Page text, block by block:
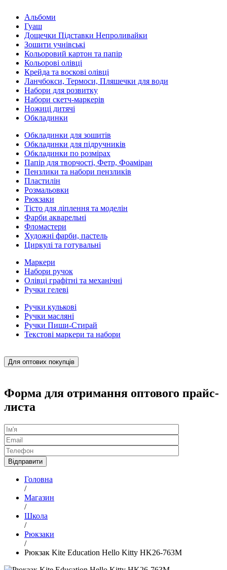
Альбоми
Гуаш
Дощечки Підставки Непроливайки
Зошити учнівські
Кольоровий картон та папір
Кольорові олівці
Крейда та воскові олівці
Ланчбокси, Термоси, Пляшечки для води
Набори для розвитку
Набори скетч-маркерів
Ножиці дитячі
Обкладинки
Обкладинки для зошитів
Обкладинки для підручників
Обкладинки по розмірах
Папір для творчості, Фетр, Фоаміран
Пензлики та набори пензликів
Пластилін
Розмальовки
Рюкзаки
Тісто для ліплення та моделін
Фарби акварельні
Фломастери
Художні фарби, пастель
Циркулі та готувальні
Маркери
Набори ручок
Олівці графітні та механічні
Ручки гелеві
Ручки кулькові
Ручки масляні
Ручки Пиши-Стирай
Текстові маркери та набори
Для оптових покупців
Форма для отримання оптового прайс-
листа
Головна
/
Магазин
/
Школа
/
Рюкзаки
/
Рюкзак Kite Education Hello Kitty HK26-763M